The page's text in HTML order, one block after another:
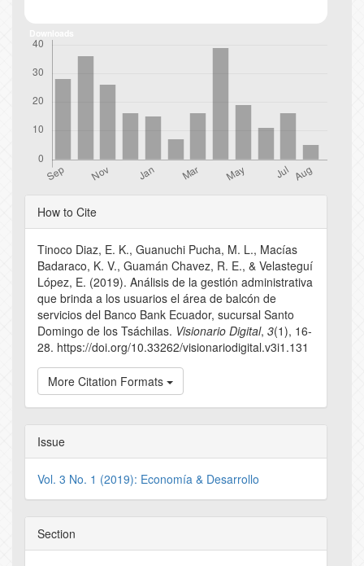
Article
Details
How to Cite
Tinoco Diaz, E. K., Guanuchi Pucha, M. L., Macías
Badaraco, K. V., Guamán Chavez, R. E., & Velasteguí
López, E. (2019). Análisis de la gestión administrativa
que brinda a los usuarios el área de balcón de
servicios del Banco Bank Ecuador, sucursal Santo
Domingo de los Tsáchilas. Visionario Digital, 3(1), 16-
28. https://doi.org/10.33262/visionariodigital.v3i1.131
More Citation Formats
Issue
Vol. 3 No. 1 (2019): Economía & Desarrollo
Section